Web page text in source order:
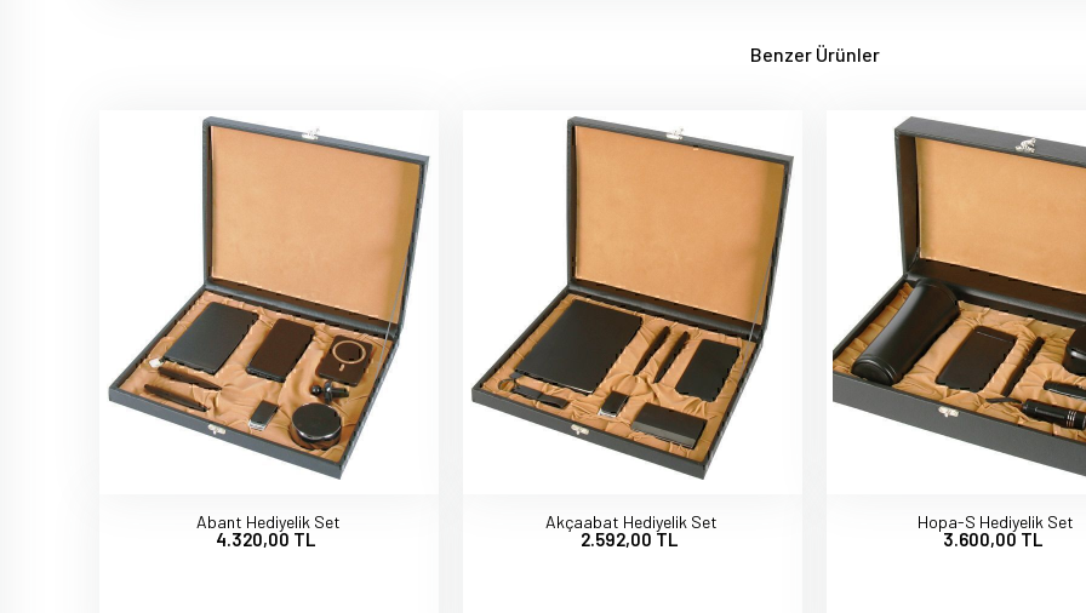
Benzer Ürünler
Abant Hediyelik Set
4.320,00 TL
Akçaabat Hediyelik Set
2.592,00 TL
Hopa-S Hediyelik Set
3.600,00 TL